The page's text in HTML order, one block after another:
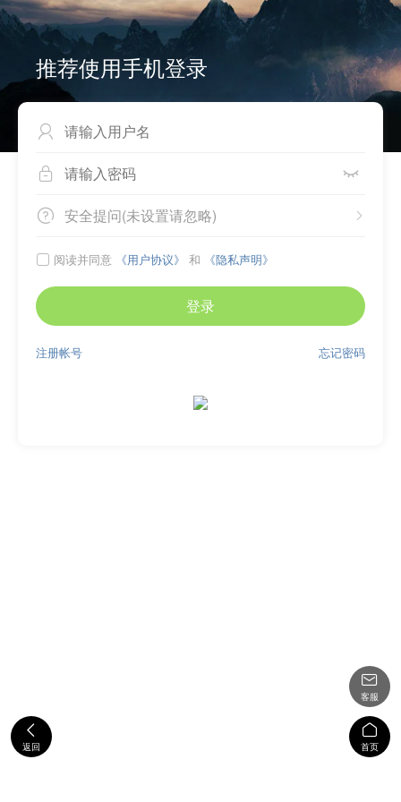
推荐使用手机登录

 
 
安全提问(未设置请忽略)
 阅读并同意 《用户协议》 和 《隐私声明》
登录
忘记密码
注册帐号

返回

客服

首页